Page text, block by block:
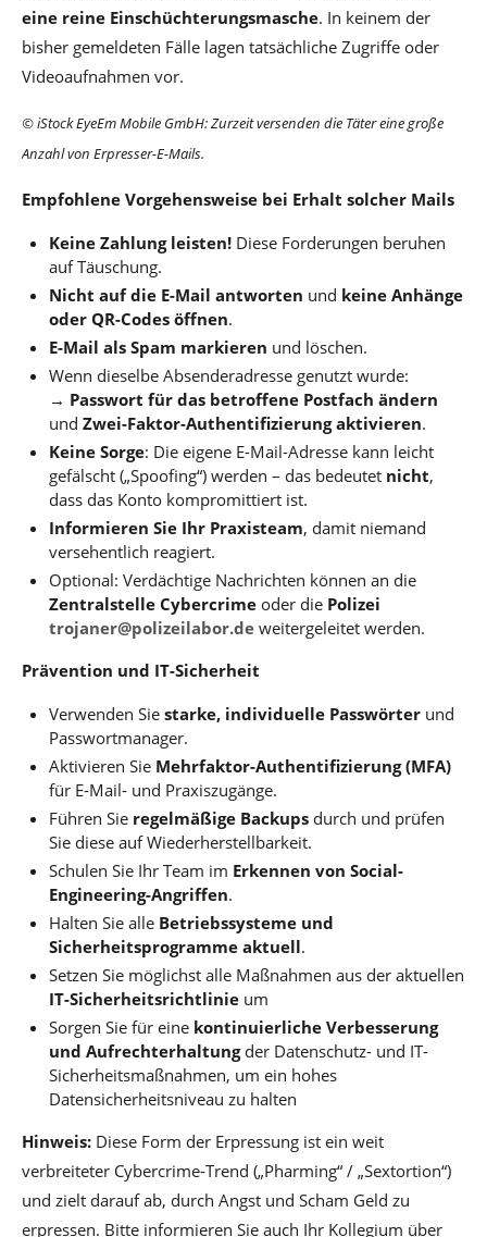
eine reine Einschüchterungsmasche. In keinem der
bisher gemeldeten Fälle lagen tatsächliche Zugriffe oder
Videoaufnahmen vor.
© iStockEyeEm Mobile GmbH: Zurzeit versenden die Täter eine große
Anzahl von Erpresser-E-Mails.
Empfohlene Vorgehensweise bei Erhalt solcher Mails
Keine Zahlung leisten! Diese Forderungen beruhen
auf Täuschung.
Nicht auf die E-Mail antworten und keine Anhänge
oder QR-Codes öffnen.
E-Mail als Spam markieren und löschen.
Wenn dieselbe Absenderadresse genutzt wurde:
→ Passwort für das betroffene Postfach ändern
und Zwei-Faktor-Authentifizierung aktivieren.
Keine Sorge: Die eigene E-Mail-Adresse kann leicht
gefälscht („Spoofing“) werden – das bedeutet nicht,
dass das Konto kompromittiert ist.
Informieren Sie Ihr Praxisteam, damit niemand
versehentlich reagiert.
Optional: Verdächtige Nachrichten können an die
Zentralstelle Cybercrime oder die Polizei
trojaner@polizeilabor.de weitergeleitet werden.
Prävention und IT-Sicherheit
Verwenden Sie starke, individuelle Passwörter und
Passwortmanager.
Aktivieren Sie Mehrfaktor-Authentifizierung (MFA)
für E-Mail- und Praxiszugänge.
Führen Sie regelmäßige Backups durch und prüfen
Sie diese auf Wiederherstellbarkeit.
Schulen Sie Ihr Team im Erkennen von Social-
Engineering-Angriffen.
Halten Sie alle Betriebssysteme und
Sicherheitsprogramme aktuell.
Setzen Sie möglichst alle Maßnahmen aus der aktuellen
IT-Sicherheitsrichtlinie um
Sorgen Sie für eine kontinuierliche Verbesserung
und Aufrechterhaltungder Datenschutz- und IT-
Sicherheitsmaßnahmen, um ein hohes
Datensicherheitsniveau zu halten
Hinweis: Diese Form der Erpressung ist ein weit
verbreiteter Cybercrime-Trend („Pharming“ / „Sextortion“)
und zielt darauf ab, durch Angst und Scham Geld zu
erpressen. Bitte informieren Sie auch Ihr Kollegium über